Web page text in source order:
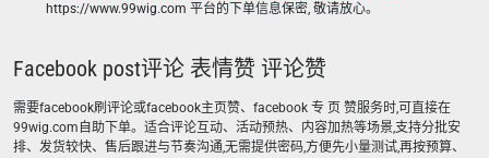
https://www.99wig.com 平台的下单信息保密, 敬请放心。
Facebook post评论 表情赞 评论赞
需要facebook刷评论或facebook主页赞、facebook 专 页 赞服务时,可直接在
99wig.com自助下单。适合评论互动、活动预热、内容加热等场景,支持分批安
排、发货较快、售后跟进与节奏沟通,无需提供密码,方便先小量测试,再按预算、